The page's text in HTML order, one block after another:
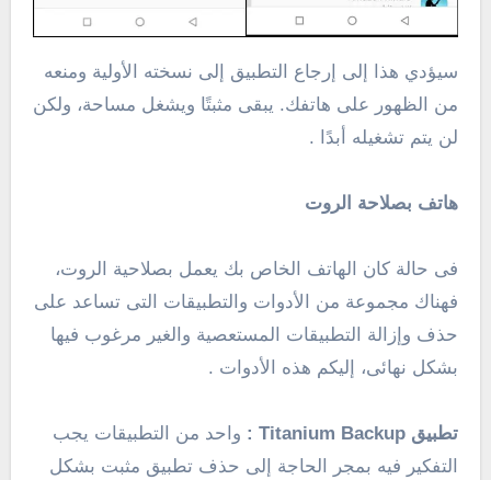
سيؤدي هذا إلى إرجاع التطبيق إلى نسخته الأولية ومنعه
من الظهور على هاتفك. يبقى مثبتًا ويشغل مساحة، ولكن
لن يتم تشغيله أبدًا .
هاتف بصلاحة الروت
فى حالة كان الهاتف الخاص بك يعمل بصلاحية الروت،
فهناك مجموعة من الأدوات والتطبيقات التى تساعد على
حذف وإزالة التطبيقات المستعصية والغير مرغوب فيها
بشكل نهائى، إليكم هذه الأدوات .
تطبيق Titanium Backup :
واحد من التطبيقات يجب
التفكير فيه بمجر الحاجة إلى حذف تطبيق مثبت بشكل